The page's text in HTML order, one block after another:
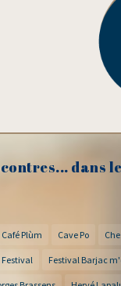
dans
Café Plùm Cave Po
Festival Festival Barjac